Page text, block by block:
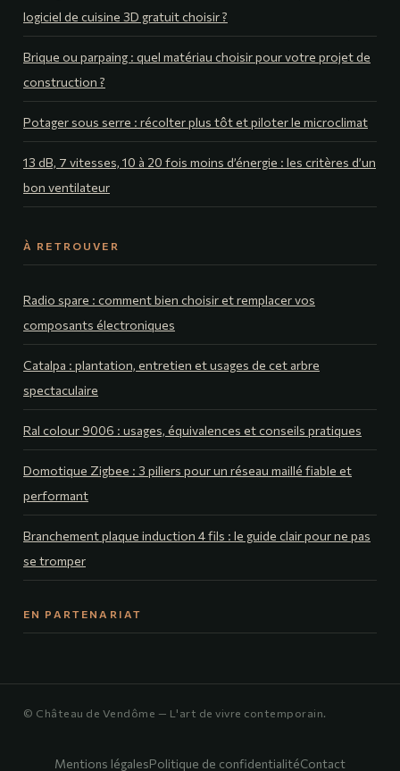
logiciel de cuisine 3D gratuit choisir ?
Brique ou parpaing : quel matériau choisir pour votre projet de
construction ?
Potager sous serre : récolter plus tôt et piloter le microclimat
13 dB, 7 vitesses, 10 à 20 fois moins d’énergie : les critères d’un
bon ventilateur
À RETROUVER
Radio spare : comment bien choisir et remplacer vos
composants électroniques
Catalpa : plantation, entretien et usages de cet arbre
spectaculaire
Ral colour 9006 : usages, équivalences et conseils pratiques
Domotique Zigbee : 3 piliers pour un réseau maillé fiable et
performant
Branchement plaque induction 4 fils : le guide clair pour ne pas
se tromper
EN PARTENARIAT
© Château de Vendôme — L'art de vivre contemporain.
Mentions légalesPolitique de confidentialitéContact